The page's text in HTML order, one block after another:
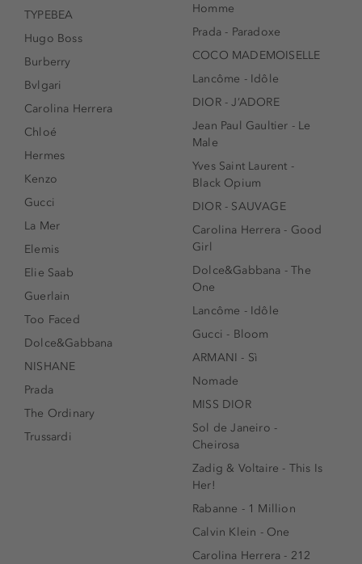
TYPEBEA
Hugo Boss
Burberry
Bvlgari
Carolina Herrera
Chloé
Hermes
Kenzo
Gucci
La Mer
Elemis
Elie Saab
Guerlain
Too Faced
Dolce&Gabbana
NISHANE
Prada
The Ordinary
Trussardi
Homme
Prada - Paradoxe
COCO MADEMOISELLE
Lancôme - Idôle
DIOR - J’ADORE
Jean Paul Gaultier - Le
Male
Yves Saint Laurent -
Black Opium
DIOR - SAUVAGE
Carolina Herrera - Good
Girl
Dolce&Gabbana - The
One
Lancôme - Idôle
Gucci - Bloom
ARMANI - Sì
Nomade
MISS DIOR
Sol de Janeiro -
Cheirosa
Zadig & Voltaire - This Is
Her!
Rabanne - 1 Million
Calvin Klein - One
Carolina Herrera - 212